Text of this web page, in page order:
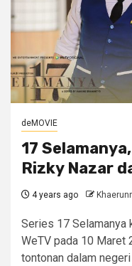
deMOVIE
17
Rizky Nazar
4 years ago
Series 17 Selamanya
WeTV pada 10 Maret
tontonan dalam negeri